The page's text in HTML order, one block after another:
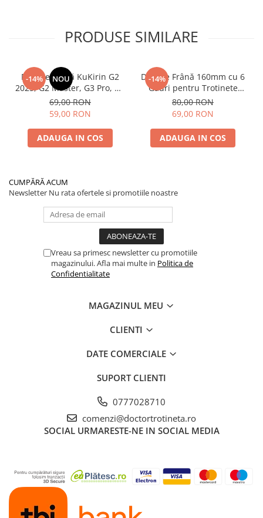
PRODUSE SIMILARE
-14% NOU
Plăcuțe Frână KuKirin G2
2025, G2 Master, G3 Pro, G4
– Set 2 Bucăți (Față sau
Spate) Premium
69,00 RON
59,00 RON
ADAUGA IN COS
-14%
Disc de Frână 160mm cu 6
Găuri pentru Trotinete
Electrice KuKirin G4 (Model
2025) și KuKirin G2 –
Performanță Premium
80,00 RON
69,00 RON
ADAUGA IN COS
CUMPĂRĂ ACUM
Newsletter Nu rata ofertele si promotiile noastre
Vreau sa primesc newsletter cu promotiile
magazinului. Afla mai multe in Politica de
Confidentialitate
MAGAZINUL MEU
CLIENTI
DATE COMERCIALE
SUPORT CLIENTI
0777028710
comenzi@doctortrotineta.ro
SOCIAL URMARESTE-NE IN SOCIAL MEDIA